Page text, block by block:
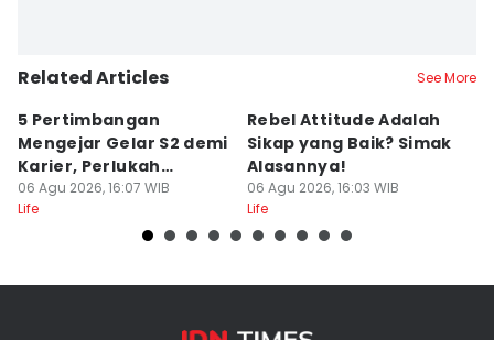
Related Articles See More
5 Pertimbangan
Mengejar Gelar S2 demi
Karier, Perlukah
Dilakukan?
06 Agu 2026, 16:07 WIB
Life
Rebel Attitude Adalah
Sikap yang Baik? Simak
Alasannya!
06 Agu 2026, 16:03 WIB
Life